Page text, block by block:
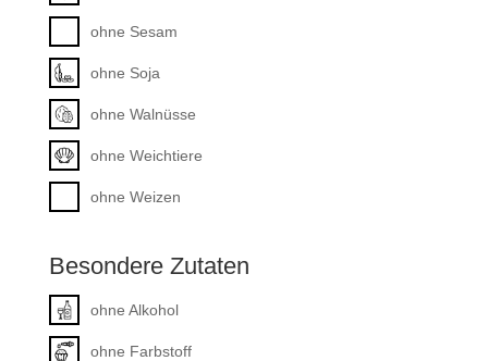
ohne Sesam
ohne Soja
ohne Walnüsse
ohne Weichtiere
ohne Weizen
Besondere Zutaten
ohne Alkohol
ohne Farbstoff